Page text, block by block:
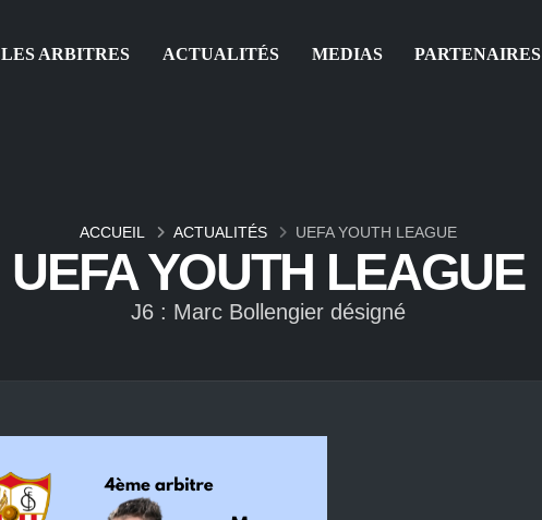
LES ARBITRES ACTUALITÉS MEDIAS PARTENAIRES
UEFA YOUTH LEAGUE
J6 : Marc Bollengier désigné
ACCUEIL ACTUALITÉS UEFA YOUTH LEAGUE